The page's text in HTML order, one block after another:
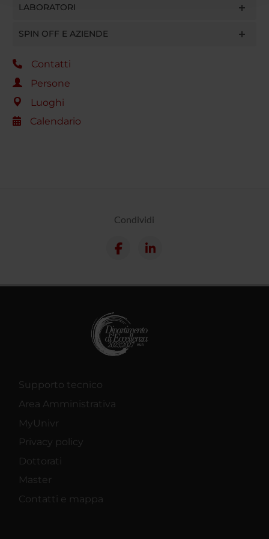
raccolto dal tuo utilizzo dei loro servizi.
LABORATORI
SPIN OFF E AZIENDE
Contatti
Persone
Luoghi
Calendario
Condividi
Supporto tecnico
Area Amministrativa
MyUnivr
Privacy policy
Dottorati
Master
Contatti e mappa